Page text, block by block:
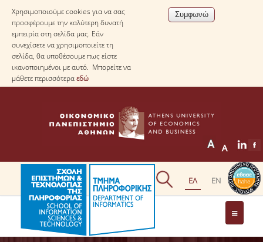
Χρησιμοποιούμε cookies για να σας
προσφέρουμε την καλύτερη δυνατή
εμπειρία στη σελίδα μας. Εάν
συνεχίσετε να χρησιμοποιείτε τη
σελίδα, θα υποθέσουμε πως είστε
ικανοποιημένοι με αυτό. Μπορείτε να
μάθετε περισσότεραεδώ
ΤΟ ΤΜΗΜΑ